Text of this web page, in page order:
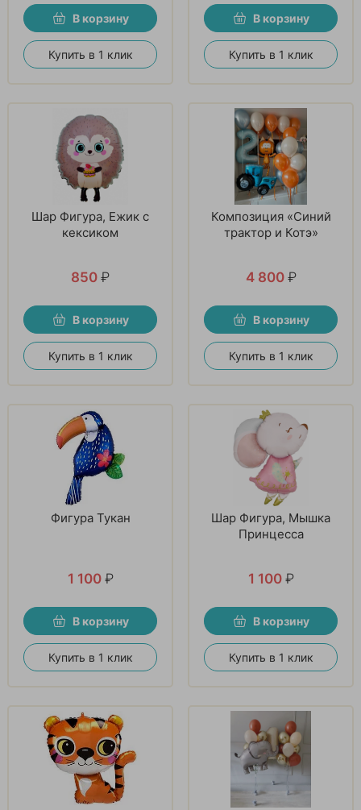
В корзину
Купить в 1 клик
В корзину
Купить в 1 клик
Шар Фигура, Ежик с
кексиком
850 ₽
В корзину
Купить в 1 клик
Композиция «Синий
трактор и Котэ»
4 800 ₽
В корзину
Купить в 1 клик
Фигура Тукан
1 100 ₽
В корзину
Купить в 1 клик
Шар Фигура, Мышка
Принцесса
1 100 ₽
В корзину
Купить в 1 клик